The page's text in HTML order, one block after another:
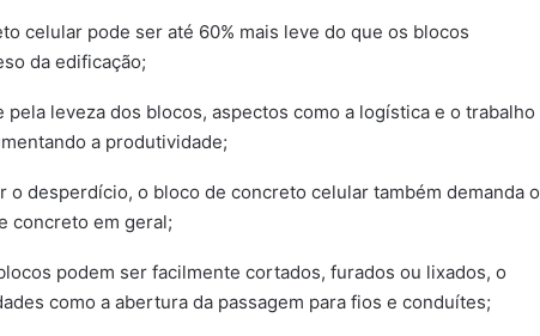
celular pode ser até 60% mais leve do que os blocos
da edificação;
leveza dos blocos, aspectos como a logística e o trabalho
a produtividade;
o desperdício, o bloco de concreto celular também demanda o
concreto em geral;
podem ser facilmente cortados, furados ou lixados, o
como a abertura da passagem para fios e conduítes;